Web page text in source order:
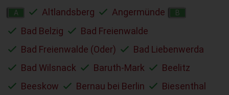
A Altlandsberg Angermünde B
Bad Belzig
Bad Freienwalde
Bad Freienwalde (Oder)
Bad Liebenwerda
Bad Wilsnack
Baruth-Mark
Beelitz
Beeskow
Bernau bei Berlin
Biesenthal